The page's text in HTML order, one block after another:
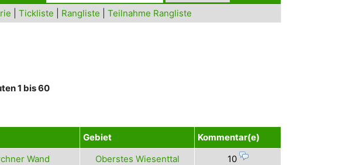
Tickliste Rangliste Teilnahme Rangliste
1 bis 60
Gebiet
Kommentar(e)
Wand Oberstes Wiesenttal
10